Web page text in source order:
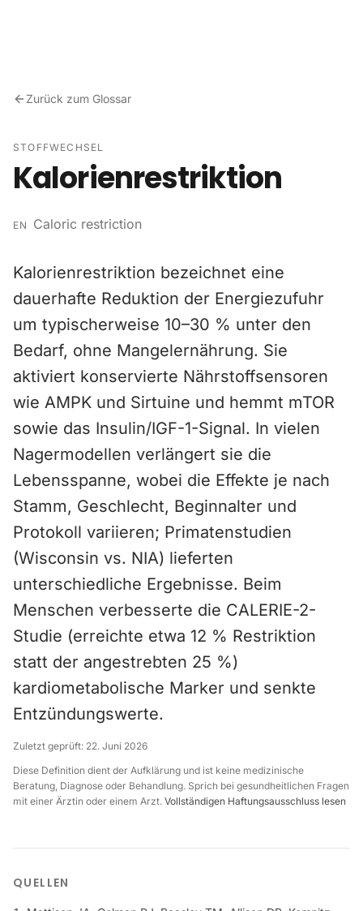
Zurück zum Glossar
STOFFWECHSEL
Kalorienrestriktion
EN Caloric restriction
Kalorienrestriktion bezeichnet eine
dauerhafte Reduktion der Energiezufuhr
um typischerweise 10–30 % unter den
Bedarf, ohne Mangelernährung. Sie
aktiviert konservierte Nährstoffsensoren
wie AMPK und Sirtuine und hemmt mTOR
sowie das Insulin/IGF-1-Signal. In vielen
Nagermodellen verlängert sie die
Lebensspanne, wobei die Effekte je nach
Stamm, Geschlecht, Beginnalter und
Protokoll variieren; Primatenstudien
(Wisconsin vs. NIA) lieferten
unterschiedliche Ergebnisse. Beim
Menschen verbesserte die CALERIE-2-
Studie (erreichte etwa 12 % Restriktion
statt der angestrebten 25 %)
kardiometabolische Marker und senkte
Entzündungswerte.
Zuletzt geprüft: 22. Juni 2026
Diese Definition dient der Aufklärung und ist keine medizinische
Beratung, Diagnose oder Behandlung. Sprich bei gesundheitlichen Fragen
mit einer Ärztin oder einem Arzt. Vollständigen Haftungsausschluss lesen
QUELLEN